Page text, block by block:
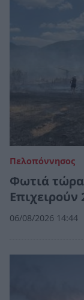
Πελοπόννησος
Φωτιά τώρα
06/08/2026 14:44